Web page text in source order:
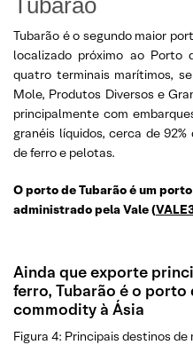
Tubarão
Tubarão é o segundo maior
localizado próximo ao Porto
quatro terminais marítimos,
Mole, Produtos Diversos e
principalmente com
granéis líquidos, cerca de
de ferro e pelotas.
O porto de Tubarão é um
administrado pela Vale (
Ainda que exporte
ferro, Tubarão é o porto
commodity à Ásia
Figura 4: Principais destinos de